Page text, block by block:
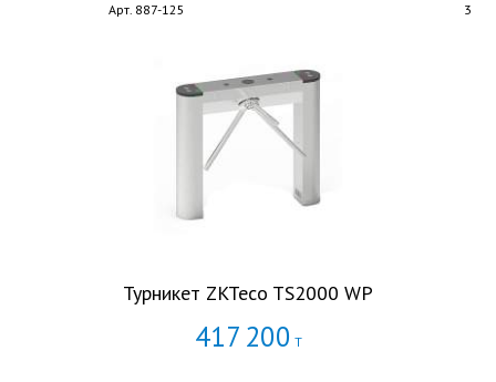
Арт. 887-125 3
Турникет ZKTeco TS2000 WP
417 200 Т